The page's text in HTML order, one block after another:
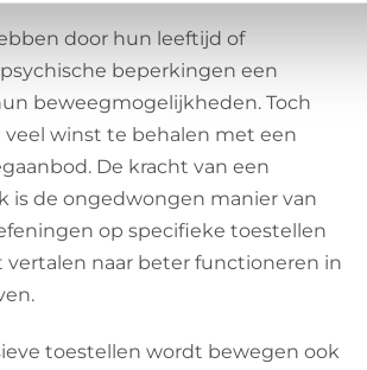
door hun leeftijd of
beperkingen een
beweegmogelijkheden. Toch
veel winst te behalen met een
De kracht van een
is de ongedwongen manier van
op specifieke toestellen
vertalen naar beter functioneren in
toestellen wordt bewegen ook